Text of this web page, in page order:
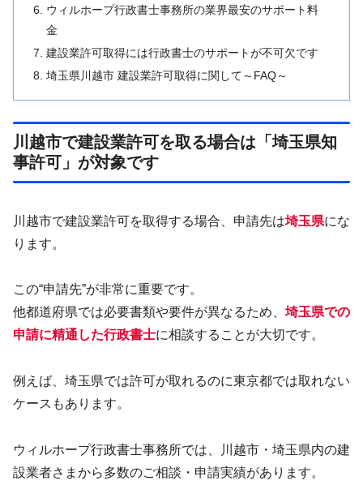
ウィルホープ行政書士事務所の業界最安のサポート料
金
建設業許可取得には行政書士のサポートが不可欠です
埼玉県川越市 建設業許可取得に関して～FAQ～
川越市で建設業許可を取る場合は「埼玉県知
事許可」が対象です
川越市で建設業許可を取得する場合、申請先は埼玉県にな
ります。
この“申請先”が非常に重要です。
他都道府県では必要書類や要件が異なるため、 埼玉県での
申請に精通した行政書士に相談することが大切です。
例えば、埼玉県では許可が取れるのに東京都では取れない
ケースもあります。
ウィルホープ行政書士事務所では、川越市・埼玉県内の建
設業者さまから多数のご相談・申請実績があります。